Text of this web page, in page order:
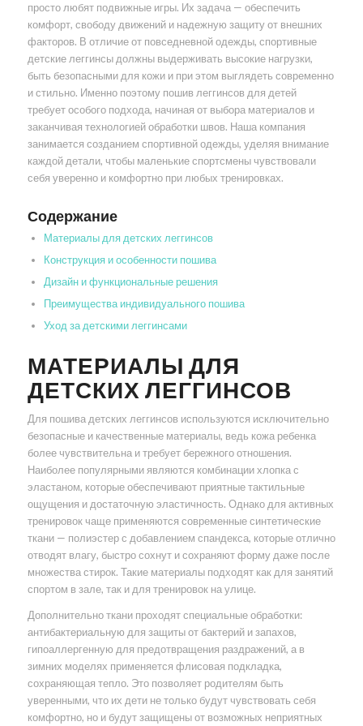
просто любят подвижные игры. Их задача — обеспечить
комфорт, свободу движений и надежную защиту от внешних
факторов. В отличие от повседневной одежды, спортивные
детские леггинсы должны выдерживать высокие нагрузки,
быть безопасными для кожи и при этом выглядеть современно
и стильно. Именно поэтому пошив леггинсов для детей
требует особого подхода, начиная от выбора материалов и
заканчивая технологией обработки швов. Наша компания
занимается созданием спортивной одежды, уделяя внимание
каждой детали, чтобы маленькие спортсмены чувствовали
себя уверенно и комфортно при любых тренировках.
Содержание
Материалы для детских леггинсов
Конструкция и особенности пошива
Дизайн и функциональные решения
Преимущества индивидуального пошива
Уход за детскими леггинсами
МАТЕРИАЛЫ ДЛЯ
ДЕТСКИХ ЛЕГГИНСОВ
Для пошива детских леггинсов используются исключительно
безопасные и качественные материалы, ведь кожа ребенка
более чувствительна и требует бережного отношения.
Наиболее популярными являются комбинации хлопка с
эластаном, которые обеспечивают приятные тактильные
ощущения и достаточную эластичность. Однако для активных
тренировок чаще применяются современные синтетические
ткани — полиэстер с добавлением спандекса, которые отлично
отводят влагу, быстро сохнут и сохраняют форму даже после
множества стирок. Такие материалы подходят как для занятий
спортом в зале, так и для тренировок на улице.
Дополнительно ткани проходят специальные обработки:
антибактериальную для защиты от бактерий и запахов,
гипоаллергенную для предотвращения раздражений, а в
зимних моделях применяется флисовая подкладка,
сохраняющая тепло. Это позволяет родителям быть
уверенными, что их дети не только будут чувствовать себя
комфортно, но и будут защищены от возможных неприятных